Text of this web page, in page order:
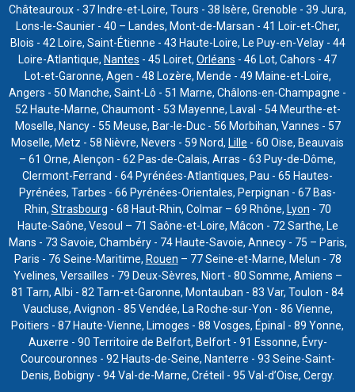
Châteauroux - 37 Indre-et-Loire, Tours - 38 Isère, Grenoble - 39 Jura,
Lons-le-Saunier - 40 – Landes, Mont-de-Marsan - 41 Loir-et-Cher,
Blois - 42 Loire, Saint-Étienne - 43 Haute-Loire, Le Puy-en-Velay - 44
Loire-Atlantique, Nantes - 45 Loiret, Orléans - 46 Lot, Cahors - 47
Lot-et-Garonne, Agen - 48 Lozère, Mende - 49 Maine-et-Loire,
Angers - 50 Manche, Saint-Lô - 51 Marne, Châlons-en-Champagne -
52 Haute-Marne, Chaumont - 53 Mayenne, Laval - 54 Meurthe-et-
Moselle, Nancy - 55 Meuse, Bar-le-Duc - 56 Morbihan, Vannes - 57
Moselle, Metz - 58 Nièvre, Nevers - 59 Nord, Lille - 60 Oise, Beauvais
– 61 Orne, Alençon - 62 Pas-de-Calais, Arras - 63 Puy-de-Dôme,
Clermont-Ferrand - 64 Pyrénées-Atlantiques, Pau - 65 Hautes-
Pyrénées, Tarbes - 66 Pyrénées-Orientales, Perpignan - 67 Bas-
Rhin, Strasbourg - 68 Haut-Rhin, Colmar – 69 Rhône, Lyon - 70
Haute-Saône, Vesoul – 71 Saône-et-Loire, Mâcon - 72 Sarthe, Le
Mans - 73 Savoie, Chambéry - 74 Haute-Savoie, Annecy - 75 – Paris,
Paris - 76 Seine-Maritime, Rouen – 77 Seine-et-Marne, Melun - 78
Yvelines, Versailles - 79 Deux-Sèvres, Niort - 80 Somme, Amiens –
81 Tarn, Albi - 82 Tarn-et-Garonne, Montauban - 83 Var, Toulon - 84
Vaucluse, Avignon - 85 Vendée, La Roche-sur-Yon - 86 Vienne,
Poitiers - 87 Haute-Vienne, Limoges - 88 Vosges, Épinal - 89 Yonne,
Auxerre - 90 Territoire de Belfort, Belfort - 91 Essonne, Évry-
Courcouronnes - 92 Hauts-de-Seine, Nanterre - 93 Seine-Saint-
Denis, Bobigny - 94 Val-de-Marne, Créteil - 95 Val-d’Oise, Cergy.